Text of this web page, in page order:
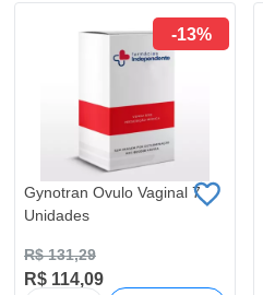
-13%
Gynotran Ovulo Vaginal 7
Unidades
R$ 131,29
R$ 114,09